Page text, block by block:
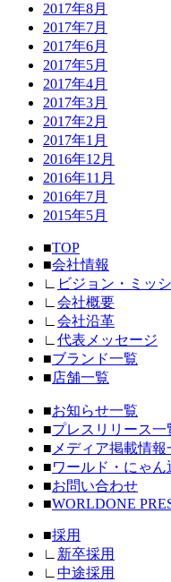
2017年8月
2017年7月
2017年6月
2017年5月
2017年4月
2017年3月
2017年2月
2017年1月
2016年12月
2016年11月
2016年7月
2015年5月
■TOP
■会社情報
∟
ビジョン・ミッ
∟ 会社概要
∟ 会社沿革
∟ 代表メッセージ
■ブランド一覧
■店舗一覧
■お知らせ一覧
■プレスリリース一
■ メディア掲載情報
■ワールド・にゃん
■お問い合わせ
■WORLDONE
■採用
∟ 新卒採用
∟ 中途採用